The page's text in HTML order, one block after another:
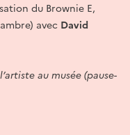
du Brownie E,
avec David
au musée (pause-